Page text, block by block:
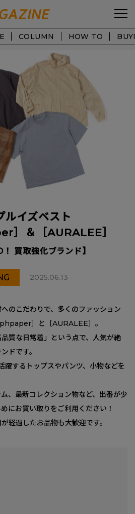
COLUMN HOW TO
ルイズベスト
］＆［AURALEE］
買取強化ブランド】
2025.06.13
のこだわりで、多くのファッション
］と［AURALEE］。
質な日常着」という点で、人気が絶
ドです。
躍するトップスやパンツ、小物などを
、最新コレクション物など、出番が少
にお買い取りをご利用ください！
経過したお品物も大歓迎です。